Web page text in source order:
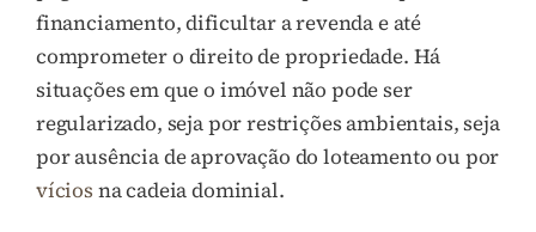
financiamento, dificultar a revenda e até
comprometer o direito de propriedade. Há
situações em que o imóvel não pode ser
regularizado, seja por restrições ambientais, seja
por ausência de aprovação do loteamento ou por
vícios na cadeia dominial.